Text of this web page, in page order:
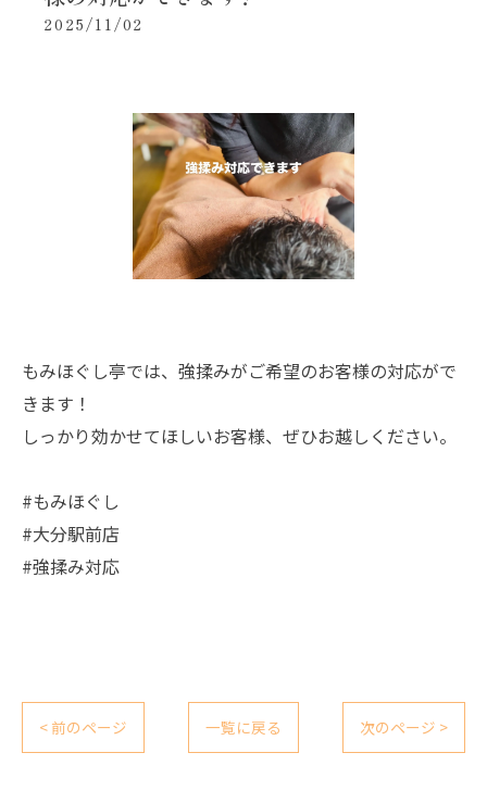
2025/11/02
もみほぐし亭では、強揉みがご希望のお客様の対応がで
きます！
しっかり効かせてほしいお客様、ぜひお越しください。
#もみほぐし
#大分駅前店
#強揉み対応
< 前のページ 一覧に戻る 次のページ >